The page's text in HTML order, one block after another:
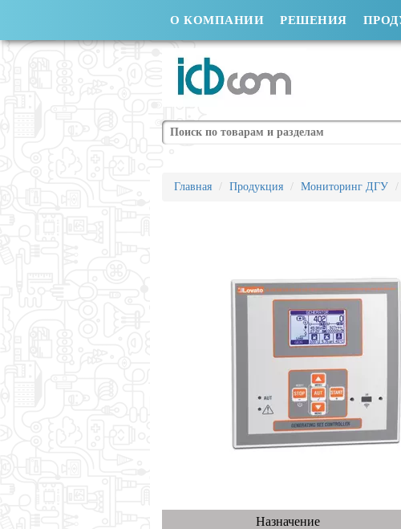
О КОМПАНИИ РЕШЕНИЯ
Поиск
Главная Продукция Мониторинг ДГУ
Назначение